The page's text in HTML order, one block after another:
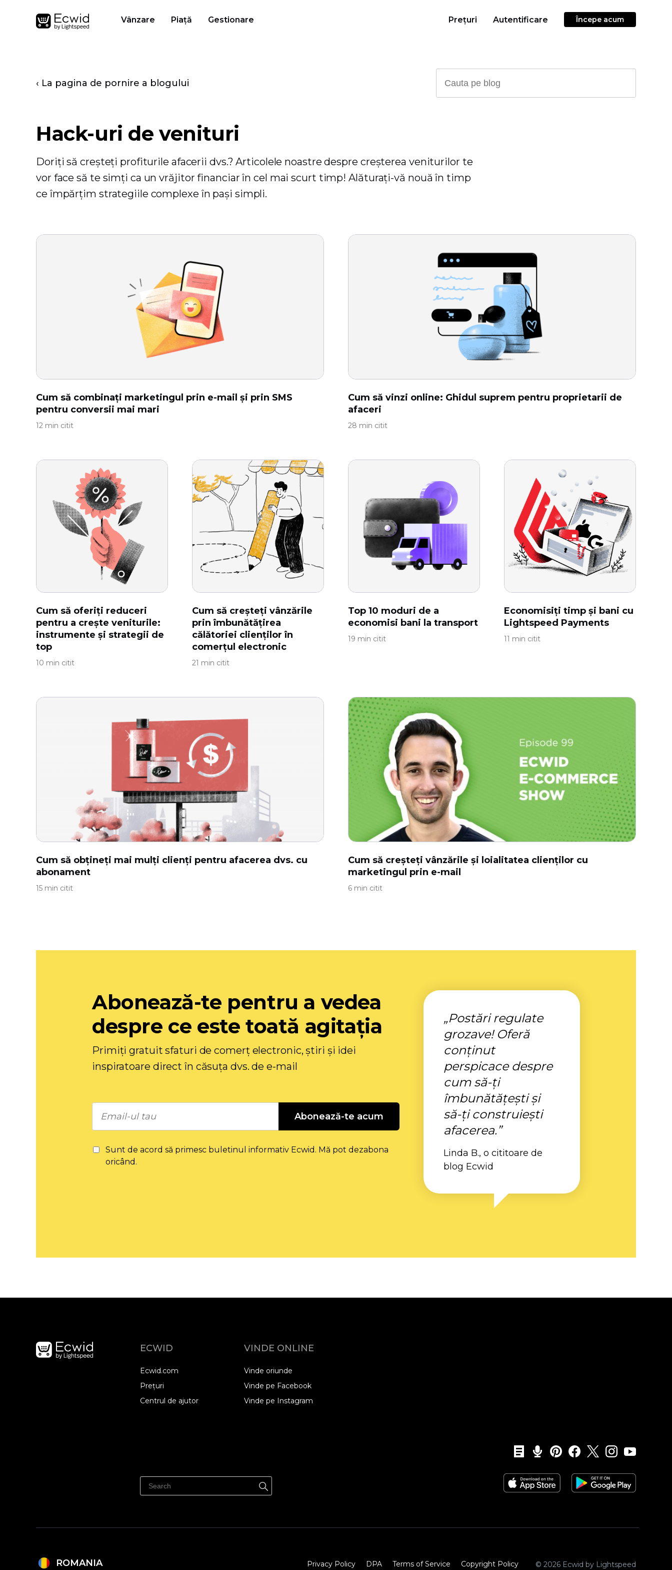
Vânzare Piață Gestionare Prețuri Autentificare Începe acum
‹ La pagina de pornire a blogului
Hack-uri de venituri
Doriți să creșteți profiturile afacerii dvs.? Articolele noastre despre creșterea veniturilor te
vor face să te simți ca un vrăjitor financiar în cel mai scurt timp! Alăturați-vă nouă în timp
ce împărțim strategiile complexe în pași simpli.
Cum să combinați marketingul prin e-mail și prin SMS
pentru conversii mai mari
12 min citit
Cum să vinzi online: Ghidul suprem pentru proprietarii de
afaceri
28 min citit
Cum să oferiți reduceri
pentru a crește veniturile:
instrumente și strategii de
top
10 min citit
Cum să creșteți vânzările
prin îmbunătățirea
călătoriei clienților în
comerțul electronic
21 min citit
Top 10 moduri de a
economisi bani la transport
19 min citit
Economisiți timp și bani cu
Lightspeed Payments
11 min citit
Cum să obțineți mai mulți clienți pentru afacerea dvs. cu
abonament
15 min citit
Cum să creșteți vânzările și loialitatea clienților cu
marketingul prin e-mail
6 min citit
Abonează-te pentru a vedea
despre ce este toată agitația
Primiți gratuit sfaturi de comerț electronic, știri și idei
inspiratoare direct în căsuța dvs. de e-mail
Abonează-te acum
Sunt de acord să primesc buletinul informativ Ecwid. Mă pot dezabona
oricând.
„Postări regulate
grozave! Oferă
conținut
perspicace despre
cum să-ți
îmbunătățești și
să-ți construiești
afacerea.”
Linda B., o cititoare de
blog Ecwid
ECWID
Ecwid.com
Prețuri
Centrul de ajutor
VINDE ONLINE
Vinde oriunde
Vinde pe Facebook
Vinde pe Instagram
© 2026 Ecwid by Lightspeed
Privacy Policy DPA Terms of Service Copyright Policy‎
ROMANIA